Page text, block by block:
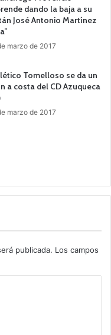
dando la baja a su
José Antonio Martínez
marzo de 2017
Tomelloso se da un
a costa del CD Azuqueca
marzo de 2017
publicada. Los campos